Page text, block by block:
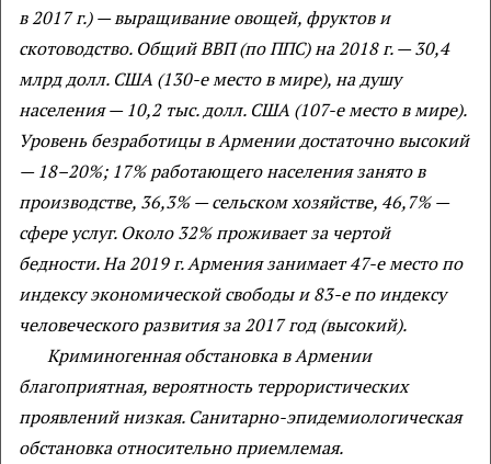
в 2017 г.) — выращивание овощей, фруктов и
скотоводство. Общий ВВП (по ППС) на 2018 г. — 30,4
млрд долл. США (130-е место в мире), на душу
населения — 10,2 тыс. долл. США (107-е место в мире).
Уровень безработицы в Армении достаточно высокий
— 18–20%; 17% работающего населения занято в
производстве, 36,3% — сельском хозяйстве, 46,7% —
сфере услуг. Около 32% проживает за чертой
бедности. На 2019 г. Армения занимает 47-е место по
индексу экономической свободы и 83-е по индексу
человеческого развития за 2017 год (высокий).
Криминогенная обстановка в Армении
благоприятная, вероятность террористических
проявлений низкая. Санитарно-эпидемиологическая
обстановка относительно приемлемая.